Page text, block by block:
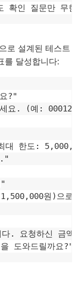
확인 질문만 무
로 설계된 테스트
를 달성합니다:
?"
요. (예:
한도:
원)으로
. 요청하신 금액